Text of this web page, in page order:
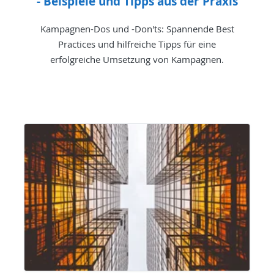
Kampagnen-Dos und -Don'ts: Spannende Best
Practices und hilfreiche Tipps für eine
erfolgreiche Umsetzung von Kampagnen.